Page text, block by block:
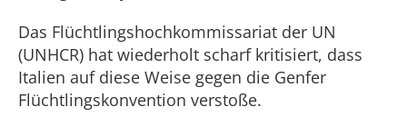
Das Flüchtlingshochkommissariat der UN
(UNHCR) hat wiederholt scharf kritisiert, dass
Italien auf diese Weise gegen die Genfer
Flüchtlingskonvention verstoße.